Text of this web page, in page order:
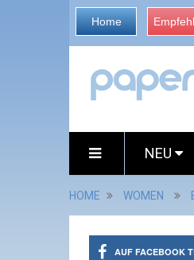
Home
NEU
HOME WOMEN
AUF FACEBOOK